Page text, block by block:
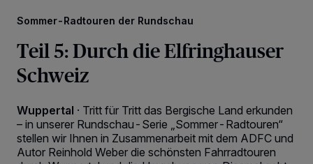
Sommer-Radtouren der Rundschau
Teil 5: Durch die Elfringhauser
Schweiz
Wuppertal · Tritt für Tritt das Bergische Land erkunden
– in unserer Rundschau-Serie „Sommer-Radtouren“
stellen wir Ihnen in Zusammenarbeit mit dem ADFC und
Autor Reinhold Weber die schönsten Fahrradtouren